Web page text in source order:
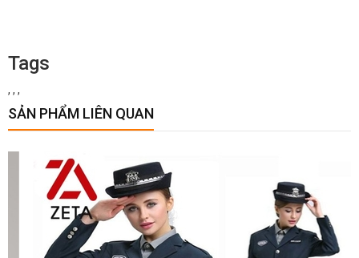
Tags
, , ,
SẢN PHẨM LIÊN QUAN